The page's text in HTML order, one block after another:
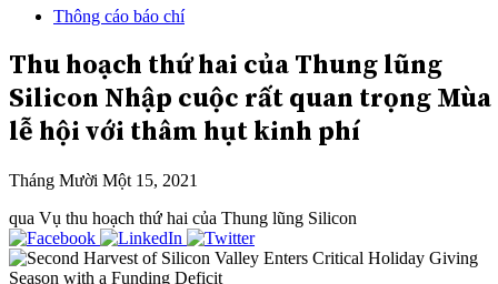
Thông cáo báo chí
Thu hoạch thứ hai của Thung lũng
Silicon Nhập cuộc rất quan trọng Mùa
lễ hội với thâm hụt kinh phí
Tháng Mười Một 15, 2021
qua Vụ thu hoạch thứ hai của Thung lũng Silicon